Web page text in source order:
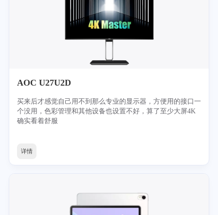
AOC U27U2D
买来后才感觉自己用不到那么专业的显示器，方便用的接口一
个没用，色彩管理和其他设备也设置不好，算了至少大屏4K
确实看着舒服
详情